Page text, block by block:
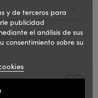
interesar
y de terceros para
publicidad
el análisis de sus
consentimiento sobre su